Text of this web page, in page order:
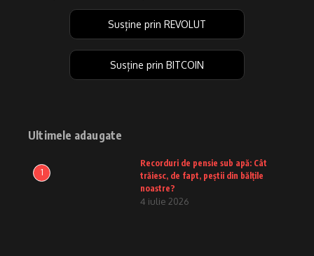
Susține prin REVOLUT
Susține prin BITCOIN
Ultimele adaugate
1
Recorduri de pensie sub apă: Cât
trăiesc, de fapt, peștii din bălțile
noastre?
4 iulie 2026